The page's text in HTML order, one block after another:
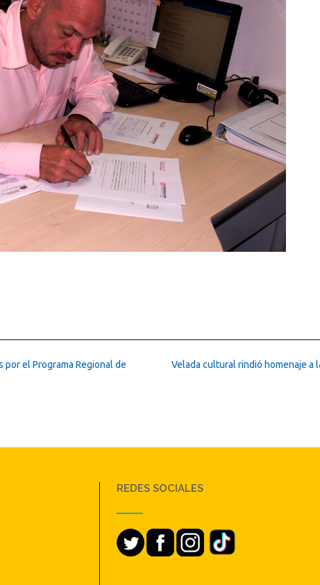
Velada cultural rindió homenaje a
el Programa Regional de
REDES SOCIALES